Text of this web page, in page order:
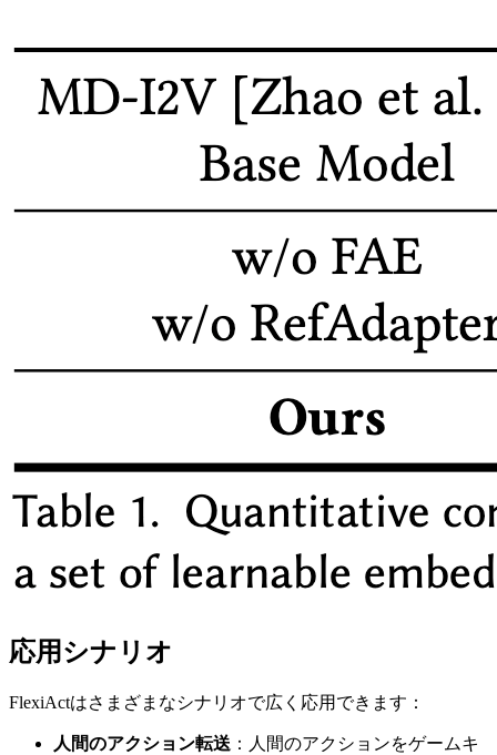
応用シナリオ
FlexiActはさまざまなシナリオで広く応用できます：
人間のアクション転送 ：人間のアクションをゲームキ